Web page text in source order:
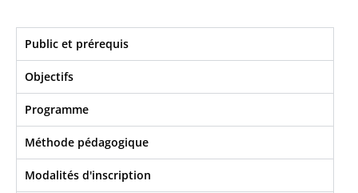
Public et prérequis
Objectifs​
Programme
Méthode pédagogique
Modalités d'inscription